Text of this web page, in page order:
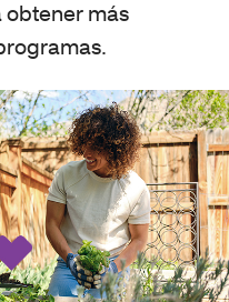
obtener más